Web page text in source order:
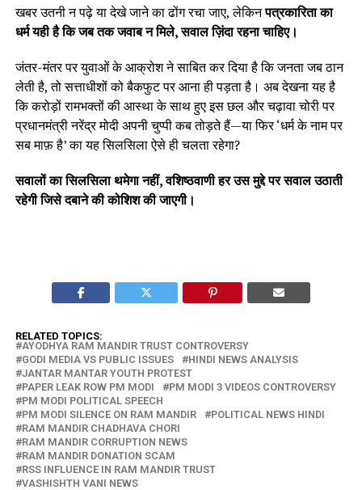
खबर उतनी न पढ़े या देखे जाने का ढोंग रचा जाए, लेकिनपत्रकारिता का
धर्म यही है कि जब तक जवाब न मिले, सवाल ज़िंदा रहना चाहिए।
जंतर-मंतर पर युवाओं के आक्रोश ने साबित कर दिया है कि जनता जब ठान
लेती है, तो सत्ताधीशों को बैकफुट पर आना ही पड़ता है। अब देखना यह है
कि करोड़ों रामभक्तों की आस्था के साथ हुए इस छल और चढ़ावा चोरी पर
प्रधानमंत्री नरेंद्र मोदी अपनी चुप्पी कब तोड़ते हैं—या फिर ‘धर्म के नाम पर
सब माफ़ है’ का यह सिलसिला ऐसे ही चलता रहेगा?
सवालों का सिलसिला थमेगा नहीं, वशिष्ठवाणी हर उस मुद्दे पर सवाल उठाती
रहेगी जिसे दबाने की कोशिश की जाएगी।
RELATED TOPICS:
AYODHYA RAM MANDIR TRUST CONTROVERSY
GODI MEDIA VS PUBLIC ISSUES
HINDI NEWS ANALYSIS
JANTAR MANTAR YOUTH PROTEST
PAPER LEAK ROW PM MODI
PM MODI 3 VIDEOS CONTROVERSY
PM MODI POLITICAL SPEECH
PM MODI SILENCE ON RAM MANDIR
POLITICAL NEWS HINDI
RAM MANDIR CHADHAVA CHORI
RAM MANDIR CORRUPTION NEWS
RAM MANDIR DONATION SCAM
RSS INFLUENCE IN RAM MANDIR TRUST
VASHISHTH VANI NEWS